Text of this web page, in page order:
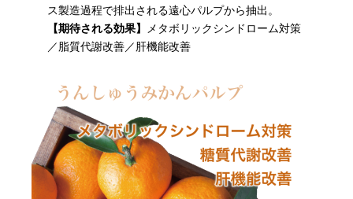
ス製造過程で排出される遠心パルプから抽出。
【期待される効果】
メタボリックシンドローム対策
／脂質代謝改善／肝機能改善